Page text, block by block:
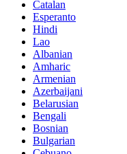
Catalan
Esperanto
Hindi
Lao
Albanian
Amharic
Armenian
Azerbaijani
Belarusian
Bengali
Bosnian
Bulgarian